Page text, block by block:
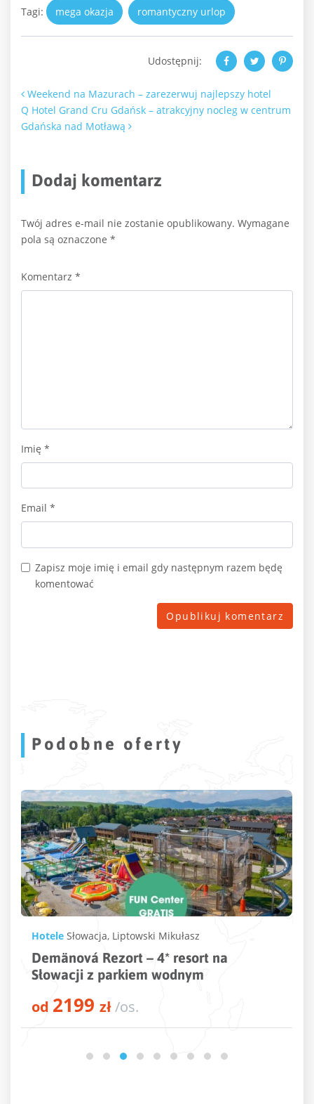
Tagi: mega okazja romantyczny urlop
Udostępnij:
Nawigacja po artykułach
Weekend na Mazurach – zarezerwuj najlepszy hotel
Q Hotel Grand Cru Gdańsk – atrakcyjny nocleg w centrum
Gdańska nad Motławą
Dodaj komentarz
Twój adres e-mail nie zostanie opublikowany. Wymagane
pola są oznaczone *
Komentarz *
Imię *
Email *
Zapisz moje imię i email gdy następnym razem będę
komentować
Podobne oferty
Oferta Specjalna|Wellness Polska
SPA Polska – zrelaksuj się z Wakacyjną
Papugą
od164zł/os.